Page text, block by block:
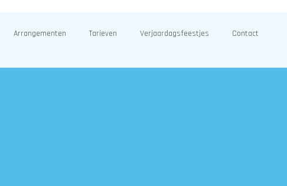
Arrangementen Tarieven Verjaardagsfeestjes Contact